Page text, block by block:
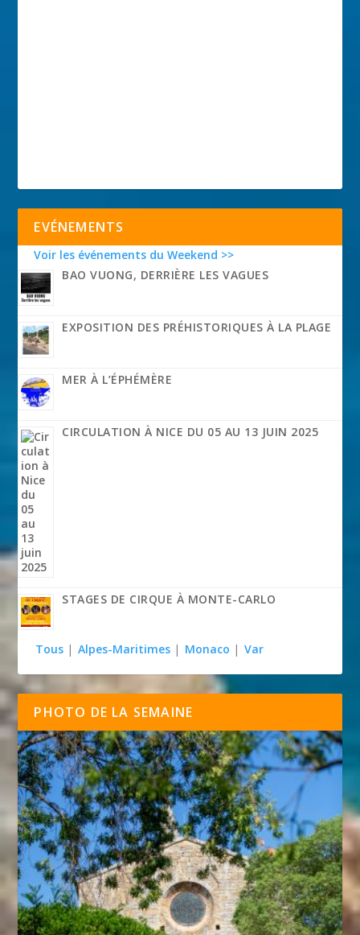
EVÉNEMENTS
Voir les événements du Weekend >>
BAO VUONG, DERRIÈRE LES VAGUES
EXPOSITION DES PRÉHISTORIQUES À LA PLAGE
MER À L’ÉPHÉMÈRE
CIRCULATION À NICE DU 05 AU 13 JUIN 2025
STAGES DE CIRQUE À MONTE-CARLO
Tous | Alpes-Maritimes | Monaco | Var
PHOTO DE LA SEMAINE